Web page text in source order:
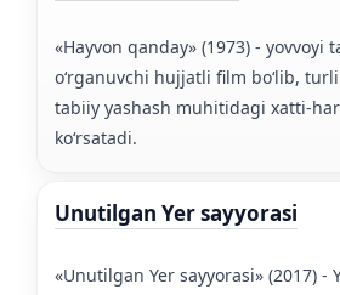
«Hayvon qanday» (1973) - yovvoyi
oʻrganuvchi hujjatli film boʻlib,
tabiiy yashash muhitidagi xatti-
koʻrsatadi.
Unutilgan Yer sayyorasi
«Unutilgan Yer sayyorasi» (2017) -